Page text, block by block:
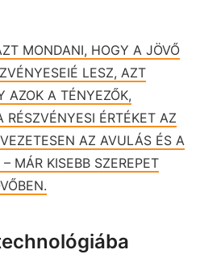
MONDANI, HOGY A JÖVŐ
LESZ, AZT
AZOK A TÉNYEZŐK,
RÉSZVÉNYESI ÉRTÉKET AZ
AZ AVULÁS ÉS A
MÁR KISEBB SZEREPET